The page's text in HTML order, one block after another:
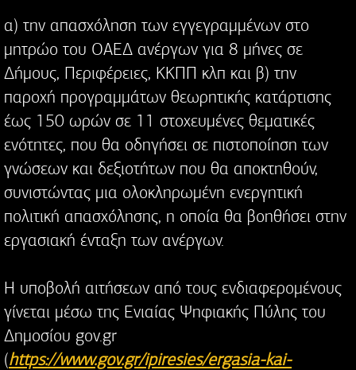
α) την απασχόληση των εγγεγραμμένων στο
μητρώο του ΟΑΕΔ ανέργων για 8 μήνες σε
Δήμους, Περιφέρειες, ΚΚΠΠ κλπ και β) την
παροχή προγραμμάτων θεωρητικής κατάρτισης
έως 150 ωρών σε 11 στοχευμένες θεματικές
ενότητες, που θα οδηγήσει σε πιστοποίηση των
γνώσεων και δεξιοτήτων που θα αποκτηθούν,
συνιστώντας μια ολοκληρωμένη ενεργητική
πολιτική απασχόλησης, η οποία θα βοηθήσει στην
εργασιακή ένταξη των ανέργων.
Η υποβολή αιτήσεων από τους ενδιαφερομένους
γίνεται μέσω της Ενιαίας Ψηφιακής Πύλης του
Δημοσίου gov.gr
(https://www.gov.gr/ipiresies/ergasia-kai-